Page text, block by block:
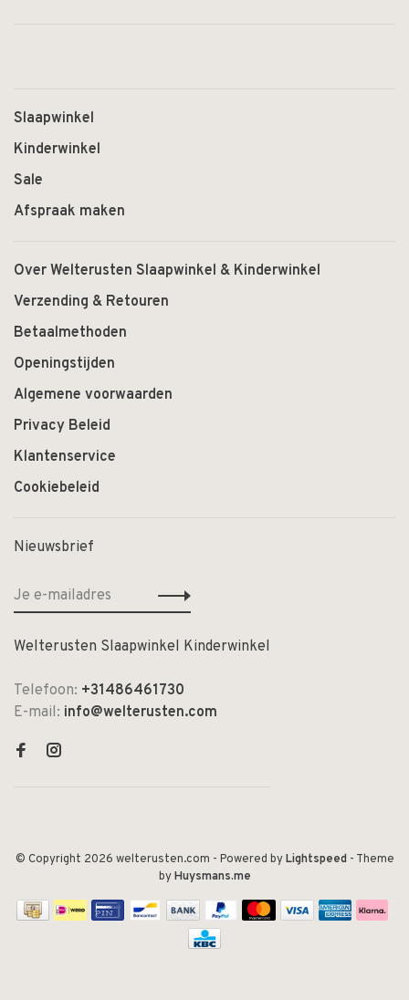
Slaapwinkel
Kinderwinkel
Sale
Afspraak maken
Over Welterusten Slaapwinkel & Kinderwinkel
Verzending & Retouren
Betaalmethoden
Openingstijden
Algemene voorwaarden
Privacy Beleid
Klantenservice
Cookiebeleid
Nieuwsbrief
Welterusten Slaapwinkel Kinderwinkel
Telefoon: +31486461730
E-mail: info@welterusten.com
© Copyright 2026 welterusten.com - Powered byLightspeed- Theme
byHuysmans.me